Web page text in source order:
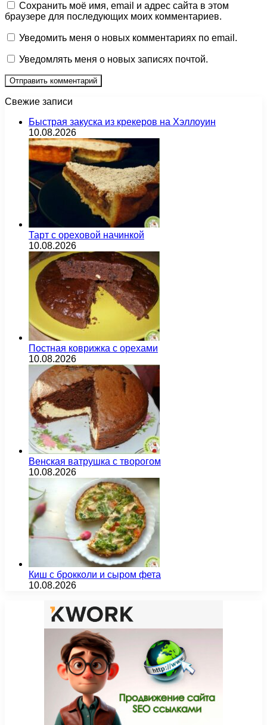
Сохранить моё имя, email и адрес сайта в этом
браузере для последующих моих комментариев.
Уведомить меня о новых комментариях по email.
Уведомлять меня о новых записях почтой.
Свежие записи
Быстрая закуска из крекеров на Хэллоуин
10.08.2026
Тарт с ореховой начинкой
10.08.2026
Постная коврижка с орехами
10.08.2026
Венская ватрушка с творогом
10.08.2026
Киш с брокколи и сыром фета
10.08.2026